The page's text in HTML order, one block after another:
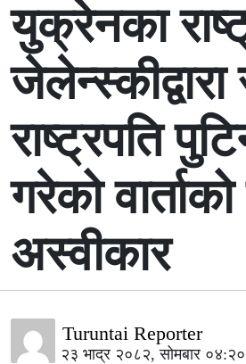
युक्रेनका
राष्ट्रपति
गरेको
अस्वीकार
Turuntai Reporter
२३ भाद्र २०८२, सोमबार ०४:२०